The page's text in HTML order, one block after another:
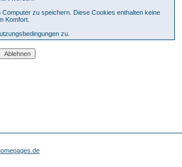
zu speichern. Diese Cookies enthalten keine
Komfort.
zu.